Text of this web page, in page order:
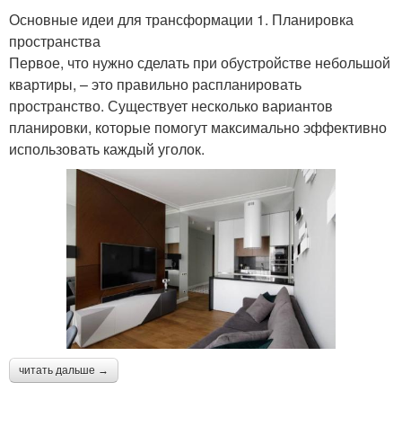
Основные идеи для трансформации 1. Планировка
пространства
Первое, что нужно сделать при обустройстве небольшой
квартиры, – это правильно распланировать
пространство. Существует несколько вариантов
планировки, которые помогут максимально эффективно
использовать каждый уголок.
читать дальше →